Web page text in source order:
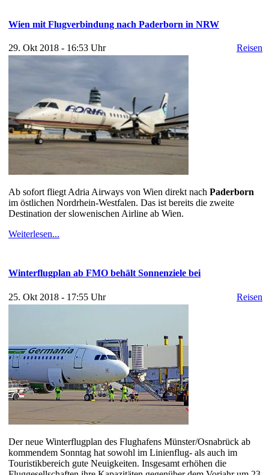
Wien mit Flugverbindung nach Paderborn in NRW
29. Okt 2018 - 16:53 Uhr Reisen
Ab sofort fliegt Adria Airways von Wien direkt nach Paderborn
im östlichen Nordrhein-Westfalen. Das ist bereits die zweite
Destination der slowenischen Airline ab Wien.
Weiterlesen...
Winterflugplan ab FMO behält Sonnenziele bei
25. Okt 2018 - 17:55 Uhr Reisen
Der neue Winterflugplan des Flughafens Münster/Osnabrück ab
kommendem Sonntag hat sowohl im Linienflug- als auch im
Touristikbereich gute Neuigkeiten. Insgesamt erhöhen die